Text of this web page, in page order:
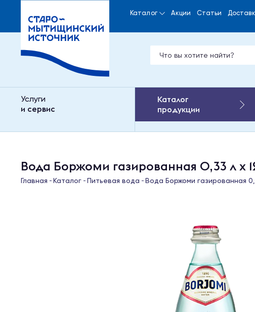
Каталог Акции Статьи
Услуги
и сервис
Каталог
продукции
Вода Боржоми газированная 0,33 л х
Главная Каталог Питьевая вода Вода Боржоми газированная